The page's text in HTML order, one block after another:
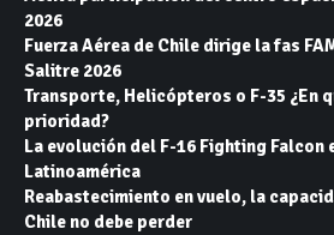
2026
Fuerza Aérea de Chile dirige la fas
Salitre 2026
Transporte, Helicópteros o F-35 ¿En
prioridad?
La evolución del F-16 Fighting Falcon
Latinoamérica
Reabastecimiento en vuelo, la
Chile no debe perder